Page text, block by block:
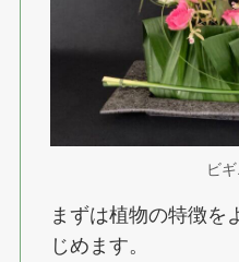
ビ
まずは植物の特徴を
じめます。